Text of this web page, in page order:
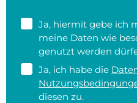
Ja, hiermit gebe ich
meine Daten wie
genutzt werden
Ja, ich habe die
diesen zu.